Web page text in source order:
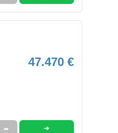
47.470 €
➦ ➜